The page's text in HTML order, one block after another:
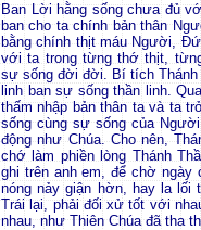
Ban Lời hằng sống chưa đủ
ban cho ta chính bản thân
bằng chính thịt máu Người,
với ta trong từng thớ thịt,
sự sống đời đời. Bí tích
linh ban sự sống thần linh.
thấm nhập bản thân ta và ta
sống cùng sự sống của
động như Chúa. Cho nên,
chớ làm phiền lòng Thánh
ghi trên anh em, để chờ
nóng nảy giận hờn, hay la lối
Trái lại, phải đối xử tốt với
nhau, như Thiên Chúa đã tha